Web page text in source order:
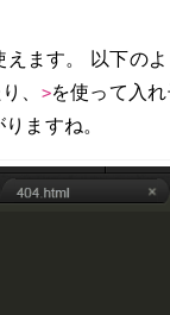
ます。 以下の
、
>を使って入
ますね。